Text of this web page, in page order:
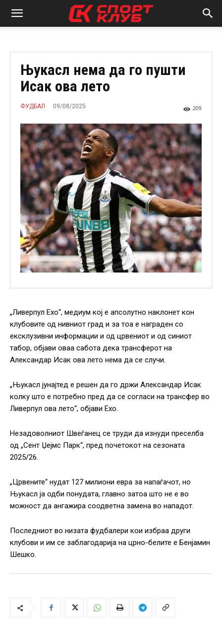
Њукасл нема да го пушти
Исак ова лето
ФУДБАЛ 09/08/2025 209
„Ливерпул Ехо“, медиум кој е апсолутно наклонет кон
клубовите од нивниот град и за тоа е награден со
ексклузивни информации и од црвениот и од синиот
табор, објави оваа сабота дека трансферот на
Александар Исак ова лето нема да се случи.
„Њукасл јунајтед е решен да го држи Александар Исак
колку што е потребно пред да се согласи на трансфер во
Ливерпул ова лето“, објави Ехо.
Незадоволниот Швеѓанец се труди да изнуди преселба
од „Сент Џејмс Парк“, пред почетокот на сезоната
2025/26.
„Црвените“ нудат 127 милиони евра за напаѓачот, но
Њукасл ја одби понудата, главно затоа што не е во
можност да ангажира соодветна замена во нападот.
Последниот во низата фудбалери кои избраа други
клубови и им се заблагодарија на црно-белите е Бенјамин
Шешко.